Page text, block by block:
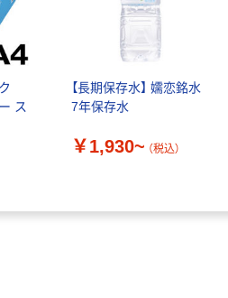
ス
【長期保存水】 嬬恋銘水
7年保存水
￥1,930~ （税込）